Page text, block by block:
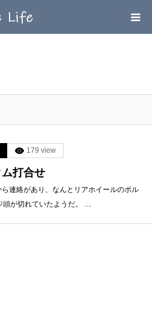
179 view
打合せ
連絡があり、なんとリアホイールのボル
頭が切れていたようだ。 …